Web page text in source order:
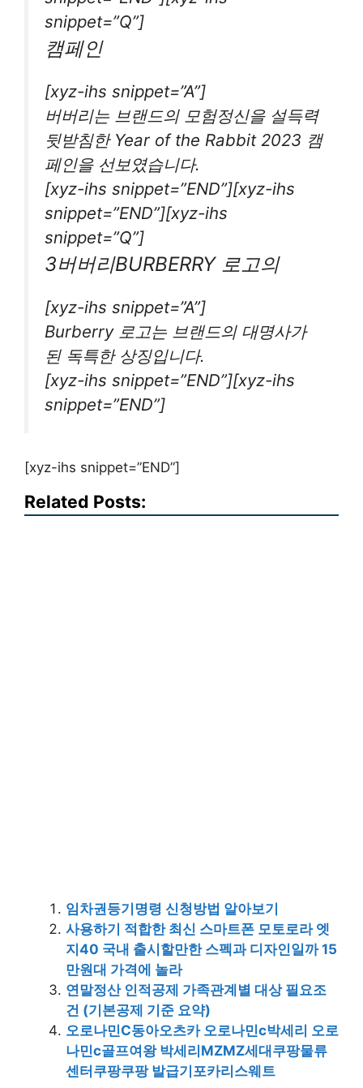
snippet=”Q”]
캠페인
[xyz-ihs snippet=”A”]
버버리는 브랜드의 모험정신을 설득력
뒷받침한 Year of the Rabbit 2023 캠
페인을 선보였습니다.
[xyz-ihs snippet=”END”][xyz-ihs
snippet=”END”][xyz-ihs
snippet=”Q”]
3버버리BURBERRY 로고의
[xyz-ihs snippet=”A”]
Burberry 로고는 브랜드의 대명사가
된 독특한 상징입니다.
[xyz-ihs snippet=”END”][xyz-ihs
snippet=”END”]
[xyz-ihs snippet=”END”]
Related Posts:
임차권등기명령 신청방법 알아보기
사용하기 적합한 최신 스마트폰 모토로라 엣
지40 국내 출시할만한 스펙과 디자인일까 15
만원대 가격에 놀라
연말정산 인적공제 가족관계별 대상 필요조
건 (기본공제 기준 요약)
오로나민C동아오츠카 오로나민c박세리 오로
나민c골프여왕 박세리MZMZ세대쿠팡물류
센터쿠팡쿠팡 발급기포카리스웨트